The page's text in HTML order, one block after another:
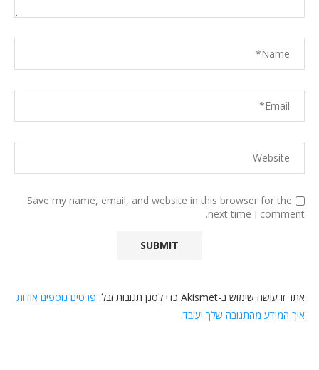
Save my name, email, and website in this browser for the
next time I comment.
אתר זו עושה שימוש ב-Akismet כדי לסנן תגובות זבל.
פרטים נוספים אודות
איך המידע מהתגובה שלך יעובד.